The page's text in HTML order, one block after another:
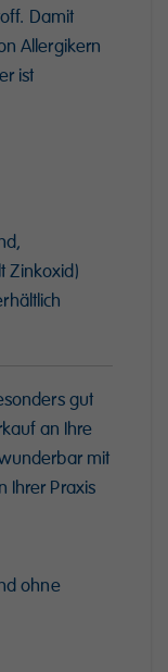
Damit
Allergikern
ist
Zinkoxid)
gut
an Ihre
mit
Ihrer Praxis
ohne